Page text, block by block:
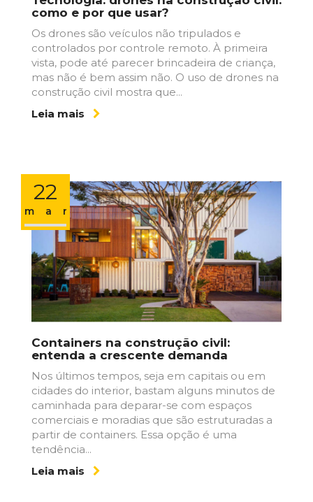
como e por que usar?
Os drones são veículos não tripulados e
controlados por controle remoto. À primeira
vista, pode até parecer brincadeira de criança,
mas não é bem assim não. O uso de drones na
construção civil mostra que...
Leia mais
22
mar
Containers na construção civil:
entenda a crescente demanda
Nos últimos tempos, seja em capitais ou em
cidades do interior, bastam alguns minutos de
caminhada para deparar-se com espaços
comerciais e moradias que são estruturadas a
partir de containers. Essa opção é uma
tendência...
Leia mais